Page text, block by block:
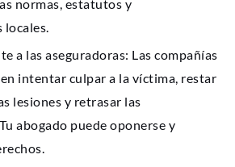
normas, estatutos y
locales.
a las aseguradoras: Las compañías
intentar culpar a la víctima, restar
lesiones y retrasar las
abogado puede oponerse y